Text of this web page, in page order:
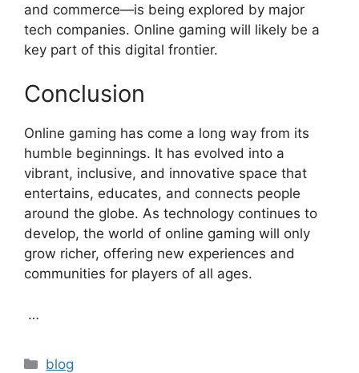
and commerce—is being explored by major
tech companies. Online gaming will likely be a
key part of this digital frontier.
Conclusion
Online gaming has come a long way from its
humble beginnings. It has evolved into a
vibrant, inclusive, and innovative space that
entertains, educates, and connects people
around the globe. As technology continues to
develop, the world of online gaming will only
grow richer, offering new experiences and
communities for players of all ages.
…
Categories
blog